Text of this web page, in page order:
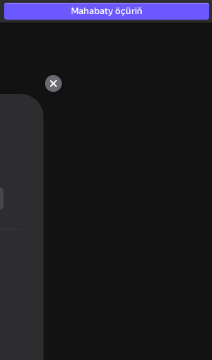
Mahabaty öçüriň